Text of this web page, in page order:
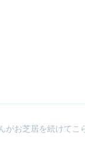
お芝居を続けてこ